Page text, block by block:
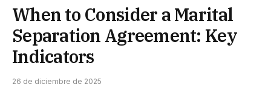
When to Consider a Marital
Separation Agreement: Key
Indicators
26 de diciembre de 2025